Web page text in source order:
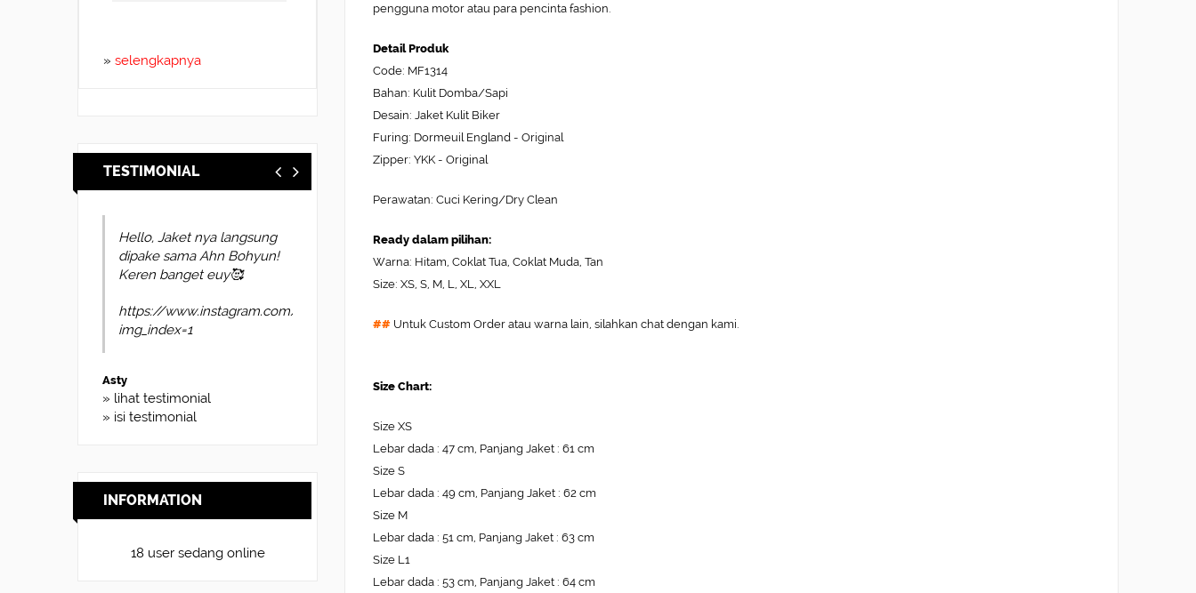
» selengkapnya
TESTIMONIAL
Hello, Jaket nya langsung
dipake sama Ahn Bohyun!
Keren banget euy🥰
https://www.instagram.com/p/DYl4oUvkscP/?
suerr ini ga nyesel beli
nya bro bahan nya bagus
pas di badan cepet lagi
» lihat testimonial
» isi testimonial
INFORMATION
18 user sedang online
pengguna motor atau para pencinta fashion.
Detail Produk
Code: MF1314
Bahan: Kulit Domba/Sapi
Desain: Jaket Kulit Biker
Furing: Dormeuil England - Original
Zipper: YKK - Original
Perawatan: Cuci Kering/Dry Clean
Ready dalam pilihan:
Warna: Hitam, Coklat Tua, Coklat Muda, Tan
Size: XS, S, M, L, XL, XXL
## Untuk Custom Order atau warna lain, silahkan chat dengan kami.
Size Chart:
Size XS
Lebar dada : 47 cm, Panjang Jaket : 61 cm
Size S
Lebar dada : 49 cm, Panjang Jaket : 62 cm
Size M
Lebar dada : 51 cm, Panjang Jaket : 63 cm
Size L1
Lebar dada : 53 cm, Panjang Jaket : 64 cm